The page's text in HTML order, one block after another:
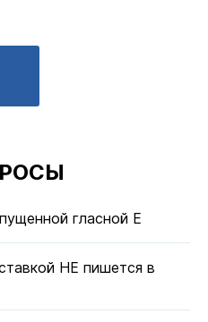
гласной Е
НЕ пишется в